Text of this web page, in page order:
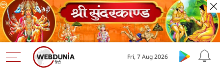
Fri, 7 Aug 2026